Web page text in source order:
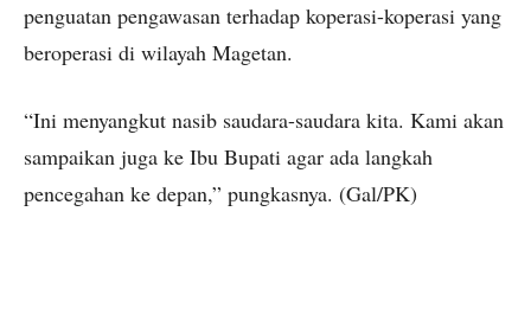
penguatan pengawasan terhadap koperasi-koperasi yang
beroperasi di wilayah Magetan.
“Ini menyangkut nasib saudara-saudara kita. Kami akan
sampaikan juga ke Ibu Bupati agar ada langkah
pencegahan ke depan,” pungkasnya. (Gal/PK)